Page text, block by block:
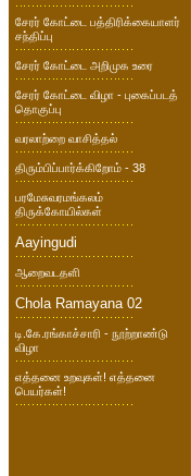
சேரர் கோட்டை பத்திரிக்கையாளர்
சந்திப்பு
சேரர் கோட்டை அறிமுக உரை
சேரர் கோட்டை விழா - புகைப்படத்
தொகுப்பு
வரலாற்றை வாசித்தல்
திரும்பிப்பார்க்கிறோம் - 38
பரமேசுவரமங்கலம்
திருக்கோயில்கள்
Aayingudi
ஆறைவடதளி
Chola Ramayana 02
டி.கே.ரங்காச்சாரி - நூற்றாண்டு
விழா
எத்தனை உறவுகள்! எத்தனை
பெயர்கள்!